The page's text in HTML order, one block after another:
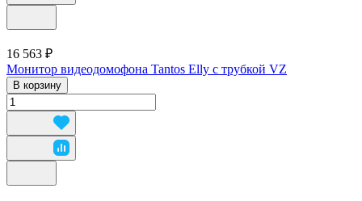
16 563 ₽
Монитор видеодомофона Tantos Elly с трубкой VZ
В корзину